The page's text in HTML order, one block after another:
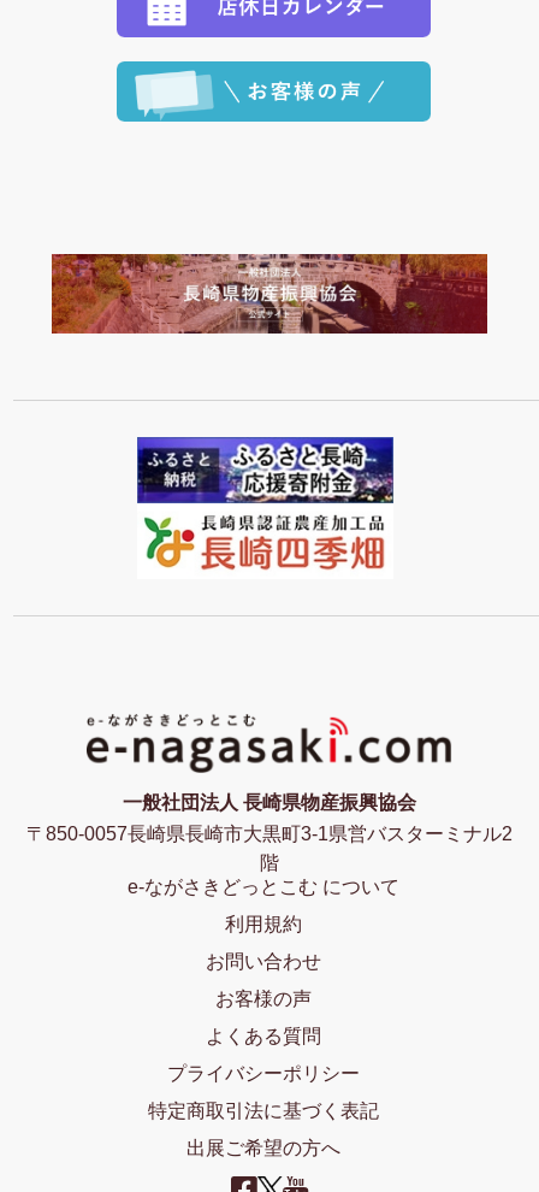
一般社団法人 長崎県物産振興協会
〒850-0057長崎県長崎市大黒町3-1県営バスターミナル2
階
e-ながさきどっとこむ について
利用規約
お問い合わせ
お客様の声
よくある質問
プライバシーポリシー
特定商取引法に基づく表記
出展ご希望の方へ